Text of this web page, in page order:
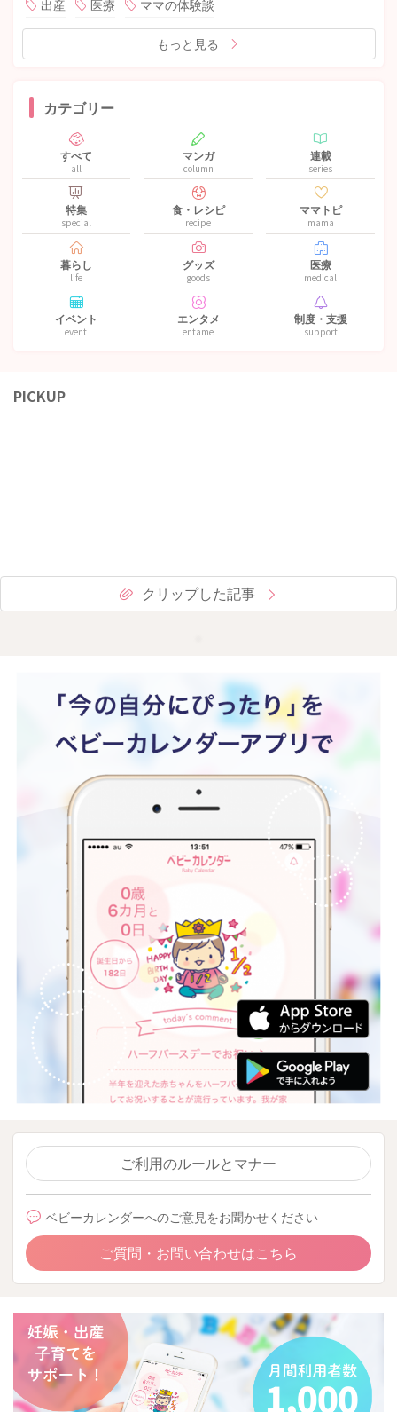
出産 医療 ママの体験談
もっと見る
カテゴリー
すべて
all
マンガ
column
連載
series
特集
special
食・レシピ
recipe
ママトピ
mama
暮らし
life
グッズ
goods
医療
medical
イベント
event
エンタメ
entame
制度・支援
support
PICKUP
クリップした記事
ご利用のルールとマナー
ベビーカレンダーへのご意見をお聞かせください
ご質問・お問い合わせはこちら